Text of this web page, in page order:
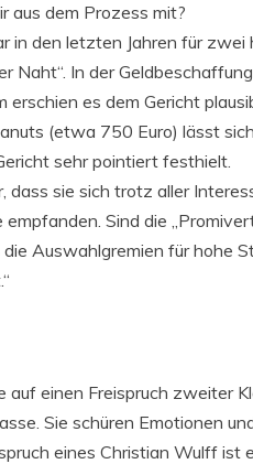
aus dem Prozess mit?
in den letzten Jahren für
Naht“. In der
es dem Gericht
(etwa 750 Euro) lässt
sehr pointiert festhielt.
dass sie sich trotz aller
Sind die
Auswahlgremien für hohe
auf einen Freispruch zweiter
Sie schüren Emotionen
eines Christian Wulff ist